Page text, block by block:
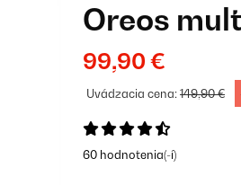
Oreos
99,90 €
Uvádzacia cena:149,90 €
60 hodnotenia(-í)